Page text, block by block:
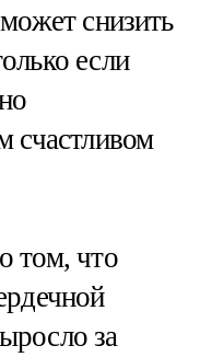
снизить
если
счастливом
том, что
за